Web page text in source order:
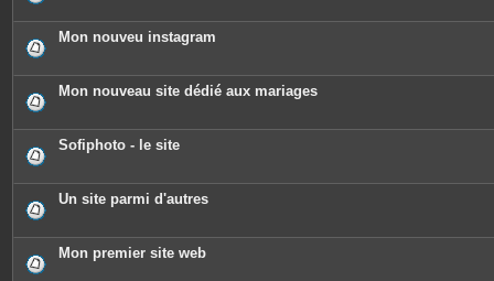
Mon nouveu instagram
Mon nouveau site dédié aux mariages
Sofiphoto - le site
Un site parmi d'autres
Mon premier site web